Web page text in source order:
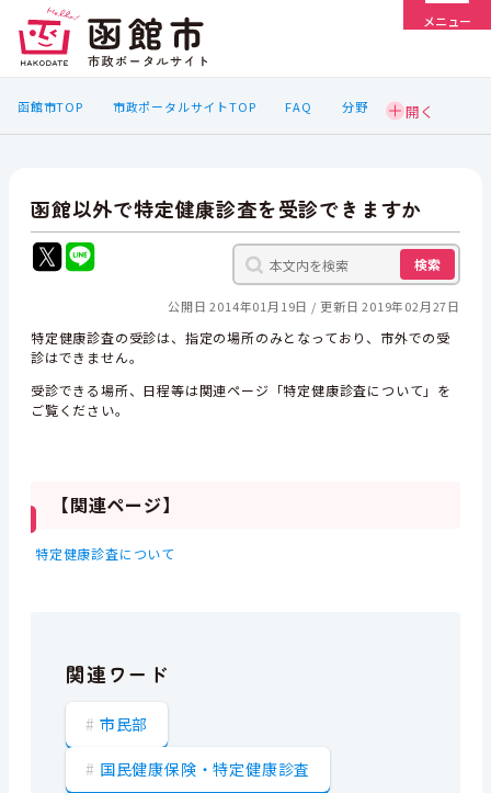
メニュー
函館市TOP 市政ポータルサイトTOP FAQ 分野
函館以外で特定健康診査を受診できますか
検索
公開日 2014年01月19日 更新日 2019年02月27日
特定健康診査の受診は、指定の場所のみとなっており、市外での受
診はできません。
受診できる場所、日程等は関連ページ「特定健康診査について」を
ご覧ください。
【関連ページ】
特定健康診査について
関連ワード
市民部
国民健康保険・特定健康診査